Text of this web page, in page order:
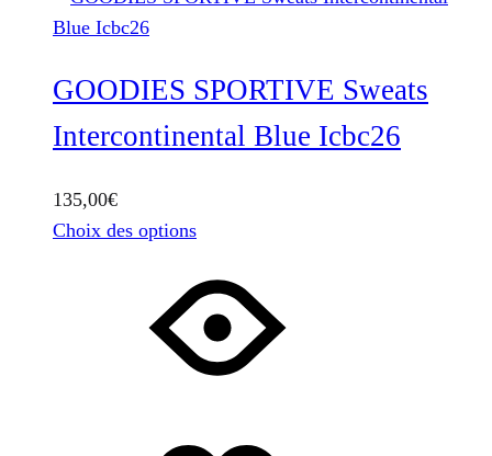
GOODIES SPORTIVE Sweats
Intercontinental Blue Icbc26
135,00€
Choix des optionsCe
a
plusieurs
variations.
Les
peuvent